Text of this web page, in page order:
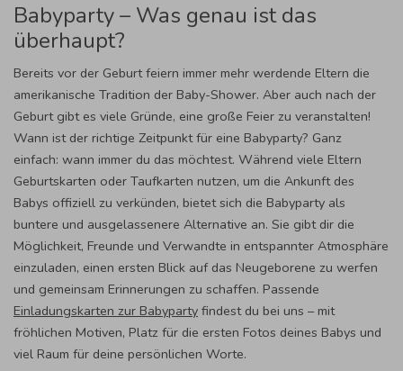
Babyparty – Was genau ist das
überhaupt?
Bereits vor der Geburt feiern immer mehr werdende Eltern die
amerikanische Tradition der Baby-Shower. Aber auch nach der
Geburt gibt es viele Gründe, eine große Feier zu veranstalten!
Wann ist der richtige Zeitpunkt für eine Babyparty? Ganz
einfach: wann immer du das möchtest. Während viele Eltern
Geburtskarten oder Taufkarten nutzen, um die Ankunft des
Babys offiziell zu verkünden, bietet sich die Babyparty als
buntere und ausgelassenere Alternative an. Sie gibt dir die
Möglichkeit, Freunde und Verwandte in entspannter Atmosphäre
einzuladen, einen ersten Blick auf das Neugeborene zu werfen
und gemeinsam Erinnerungen zu schaffen. Passende
Einladungskarten zur Babyparty findest du bei uns – mit
fröhlichen Motiven, Platz für die ersten Fotos deines Babys und
viel Raum für deine persönlichen Worte.